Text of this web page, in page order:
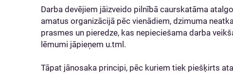
Darba devējiem jāizveido pilnībā caurskatāma
amatus organizācijā pēc vienādiem, dzimuma
prasmes un pieredze, kas nepieciešama darba
lēmumi jāpieņem u.tml.
Tāpat jānosaka principi, pēc kuriem tiek piešķirts